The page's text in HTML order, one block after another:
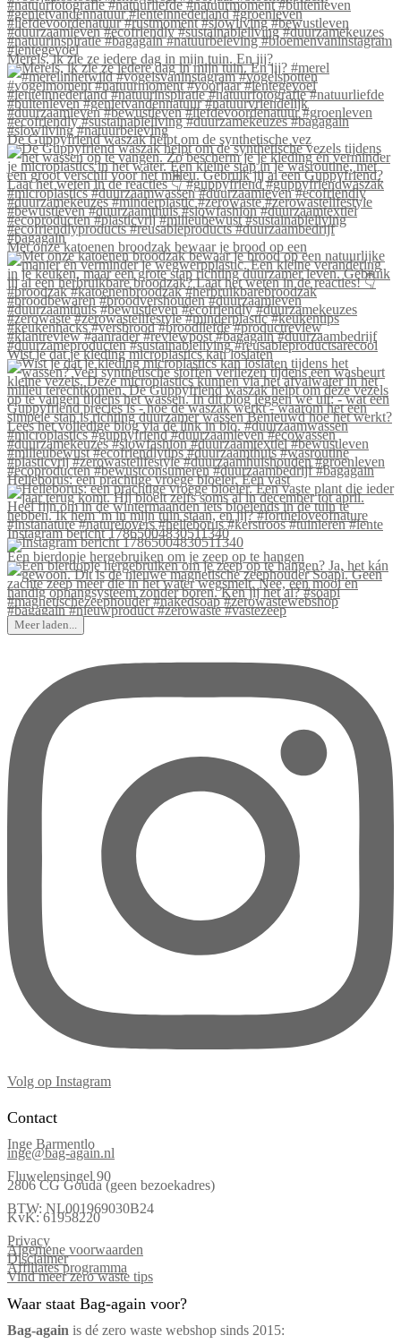
Merels, ik zie ze iedere dag in mijn tuin. En jij?
De Guppyfriend waszak helpt om de synthetische vez
Met onze katoenen broodzak bewaar je brood op een
Wist je dat je kleding microplastics kan loslaten
Helleborus: een prachtige vroege bloeier. Een vast
Instagram bericht 17865004830511340
Een bierdopje hergebruiken om je zeep op te hangen
Meer laden...
Volg op Instagram
Contact
Inge Barmentlo
inge@bag-again.nl
Fluwelensingel 90
2806 CG Gouda (geen bezoekadres)
BTW: NL001969030B24
KvK: 61958220
Privacy
Algemene voorwaarden
Disclaimer
Affiliates programma
Vind meer zero waste tips
Waar staat Bag-again voor?
Bag‑again is dé zero waste webshop sinds 2015: